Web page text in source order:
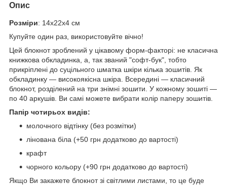
Опис
Розміри: 14х22х4 см
Купуйте один раз, використовуйте вічно!
Цей блокнот зроблений у цікавому форм-факторі: не класична
книжкова обкладинка, а, так званий "софт-бук", тобто
прикріплені до суцільного шматка шкіри кілька зошитів. Як
обкладинку — високоякісна шкіра. Всередині — класичний
блокнот, розділений на три знімні зошити. У кожному зошиті —
по 40 аркушів. Ви самі можете вибрати колір паперу зошитів.
Папір чотирьох видів:
молочного відтінку (без розмітки)
лінована біла (+50 грн додатково до вартості)
крафт
чорного кольору (+90 грн додатково до вартості)
Якщо Ви закажете блокнот зі світлими листами, то це буде